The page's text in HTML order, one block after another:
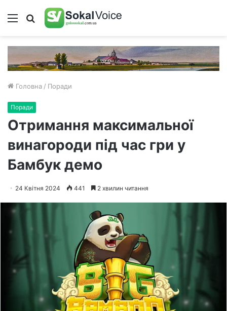
Меню Пошук
Головна / Поради
Поради
Отримання максимальної
винагороди під час гри у
Бамбук демо
24 Квітня 2024 441 2 хвилин читання